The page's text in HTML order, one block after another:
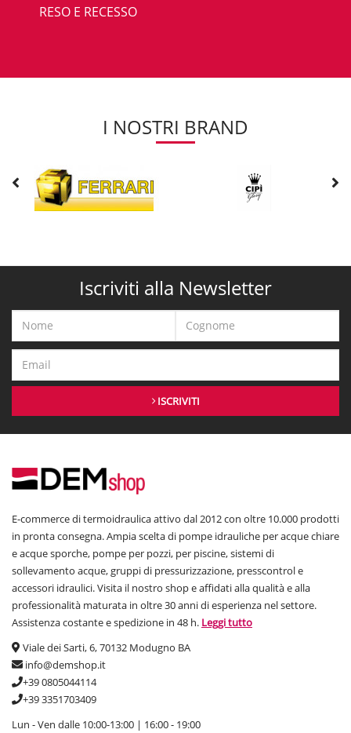
RESO E RECESSO
I NOSTRI BRAND
Iscriviti alla Newsletter
ISCRIVITI
E-commerce di termoidraulica attivo dal 2012 con oltre 10.000 prodotti
in pronta consegna. Ampia scelta di pompe idrauliche per acque chiare
e acque sporche, pompe per pozzi, per piscine, sistemi di
sollevamento acque, gruppi di pressurizzazione, presscontrol e
accessori idraulici. Visita il nostro shop e affidati alla qualità e alla
professionalità maturata in oltre 30 anni di esperienza nel settore.
Assistenza costante e spedizione in 48 h. Leggi tutto
Viale dei Sarti, 6, 70132 Modugno BA
info@demshop.it
+39 0805044114
+39 3351703409
Lun - Ven dalle 10:00-13:00 | 16:00 - 19:00